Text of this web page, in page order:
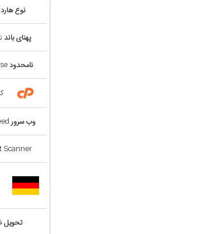
نوع هارد
پهنای باند
نامحدود
وب سرور Lite Speed
Scanner
تحویل